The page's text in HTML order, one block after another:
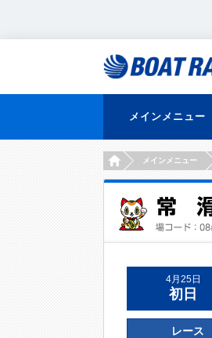
メインメニュー
HOMEメインメニュー
4月25日
初日
レース